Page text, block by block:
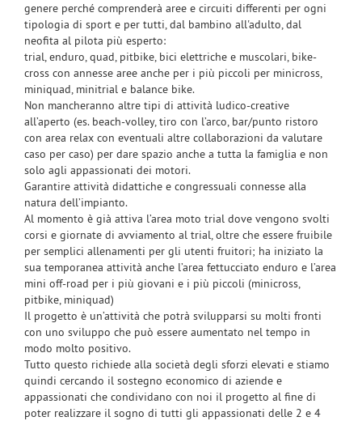
genere perché comprenderà aree e circuiti differenti per ogni
tipologia di sport e per tutti, dal bambino all'adulto, dal
neofita al pilota più esperto:
trial, enduro, quad, pitbike, bici elettriche e muscolari, bike-
cross con annesse aree anche per i più piccoli per minicross,
miniquad, minitrial e balance bike.
Non mancheranno altre tipi di attività ludico-creative
all’aperto (es. beach-volley, tiro con l’arco, bar/punto ristoro
con area relax con eventuali altre collaborazioni da valutare
caso per caso) per dare spazio anche a tutta la famiglia e non
solo agli appassionati dei motori.
Garantire attività didattiche e congressuali connesse alla
natura dell’impianto.
Al momento è già attiva l’area moto trial dove vengono svolti
corsi e giornate di avviamento al trial, oltre che essere fruibile
per semplici allenamenti per gli utenti fruitori; ha iniziato la
sua temporanea attività anche l’area fettucciato enduro e l’area
mini off-road per i più giovani e i più piccoli (minicross,
pitbike, miniquad)
Il progetto è un’attività che potrà svilupparsi su molti fronti
con uno sviluppo che può essere aumentato nel tempo in
modo molto positivo.
Tutto questo richiede alla società degli sforzi elevati e stiamo
quindi cercando il sostegno economico di aziende e
appassionati che condividano con noi il progetto al fine di
poter realizzare il sogno di tutti gli appassionati delle 2 e 4